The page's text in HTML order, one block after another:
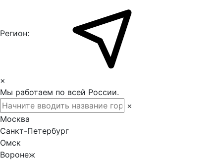
Регион:
×
Мы работаем по всей России.
×
Москва
Санкт-Петербург
Омск
Воронеж